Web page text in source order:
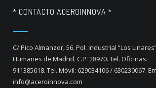
* CONTACTO ACEROINNOVA *
C/ Pico Almanzor, 56. Pol. Industrial “Los
Humanes de Madrid. C.P. 28970. Tel. Oficinas:
911385618. Tel. Móvil: 629034106 / 630230067.
info@aceroinnova.com